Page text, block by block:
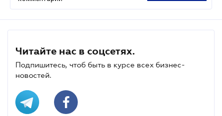
Читайте нас в соцсетях.
Подпишитесь, чтоб быть в курсе всех бизнес-
новостей.